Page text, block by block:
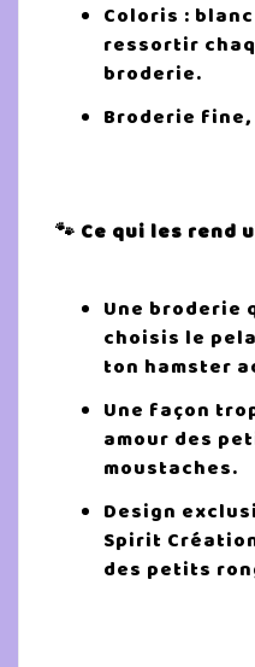
Coloris :
ressortir
broderie.
Broderie
🐾 Ce qui les rend
Une broderie
choisis le
ton hamster
Une façon
amour des
moustaches.
Design
Spirit
des petits